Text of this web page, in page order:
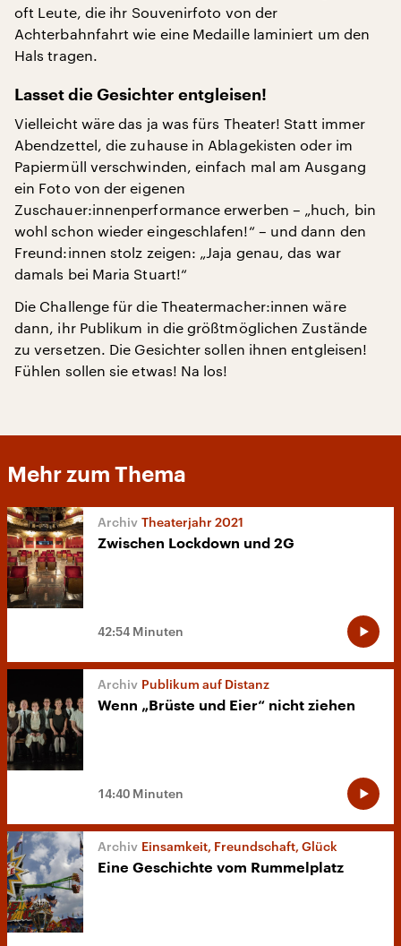
oft Leute, die ihr Souvenirfoto von der
Achterbahnfahrt wie eine Medaille laminiert um den
Hals tragen.
Lasset die Gesichter entgleisen!
Vielleicht wäre das ja was fürs Theater! Statt immer
Abendzettel, die zuhause in Ablagekisten oder im
Papiermüll verschwinden, einfach mal am Ausgang
ein Foto von der eigenen
Zuschauer:innenperformance erwerben – „huch, bin
wohl schon wieder eingeschlafen!“ – und dann den
Freund:innen stolz zeigen: „Jaja genau, das war
damals bei Maria Stuart!“
Die Challenge für die Theatermacher:innen wäre
dann, ihr Publikum in die größtmöglichen Zustände
zu versetzen. Die Gesichter sollen ihnen entgleisen!
Fühlen sollen sie etwas! Na los!
Mehr zum Thema
Theaterjahr 2021
Zwischen Lockdown und 2G
42:54 Minuten
Publikum auf Distanz
Wenn „Brüste und Eier“ nicht ziehen
14:40 Minuten
Einsamkeit, Freundschaft, Glück
Eine Geschichte vom Rummelplatz